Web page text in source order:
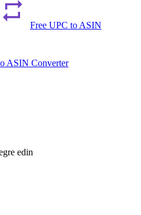
Free UPC to ASIN
ASIN Converter
edin